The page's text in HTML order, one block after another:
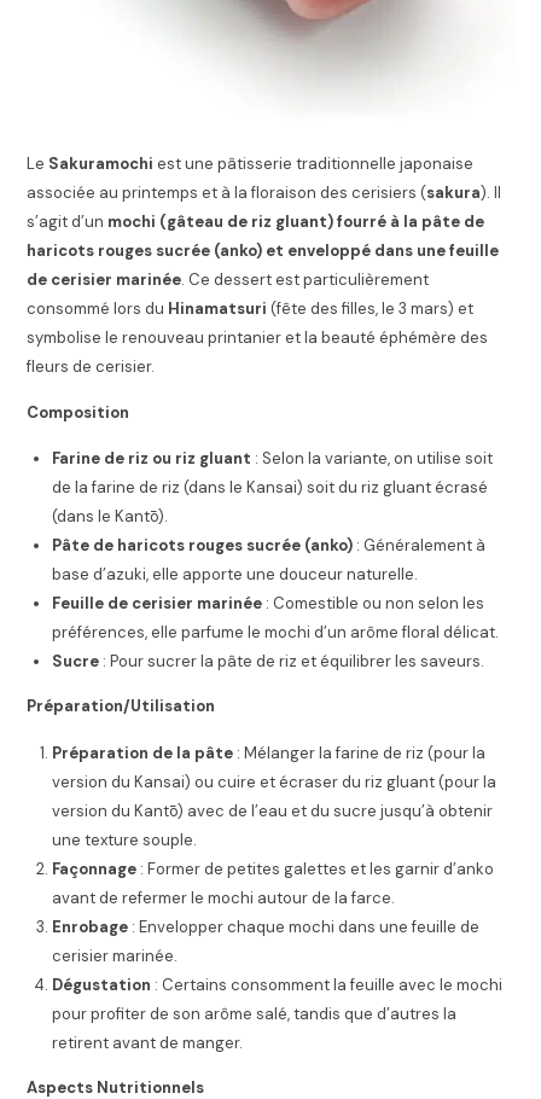
Le Sakuramochi est une pâtisserie traditionnelle japonaise
associée au printemps et à la floraison des cerisiers (sakura). Il
s’agit d’un mochi (gâteau de riz gluant) fourré à la pâte de
haricots rouges sucrée (anko) et enveloppé dans une feuille
de cerisier marinée. Ce dessert est particulièrement
consommé lors du Hinamatsuri (fête des filles, le 3 mars) et
symbolise le renouveau printanier et la beauté éphémère des
fleurs de cerisier.
Composition
Farine de riz ou riz gluant : Selon la variante, on utilise soit
de la farine de riz (dans le Kansai) soit du riz gluant écrasé
(dans le Kantō).
Pâte de haricots rouges sucrée (anko) : Généralement à
base d’azuki, elle apporte une douceur naturelle.
Feuille de cerisier marinée : Comestible ou non selon les
préférences, elle parfume le mochi d’un arôme floral délicat.
Sucre : Pour sucrer la pâte de riz et équilibrer les saveurs.
Préparation/Utilisation
Préparation de la pâte : Mélanger la farine de riz (pour la
version du Kansai) ou cuire et écraser du riz gluant (pour la
version du Kantō) avec de l’eau et du sucre jusqu’à obtenir
une texture souple.
Façonnage : Former de petites galettes et les garnir d’anko
avant de refermer le mochi autour de la farce.
Enrobage : Envelopper chaque mochi dans une feuille de
cerisier marinée.
Dégustation : Certains consomment la feuille avec le mochi
pour profiter de son arôme salé, tandis que d’autres la
retirent avant de manger.
Aspects Nutritionnels